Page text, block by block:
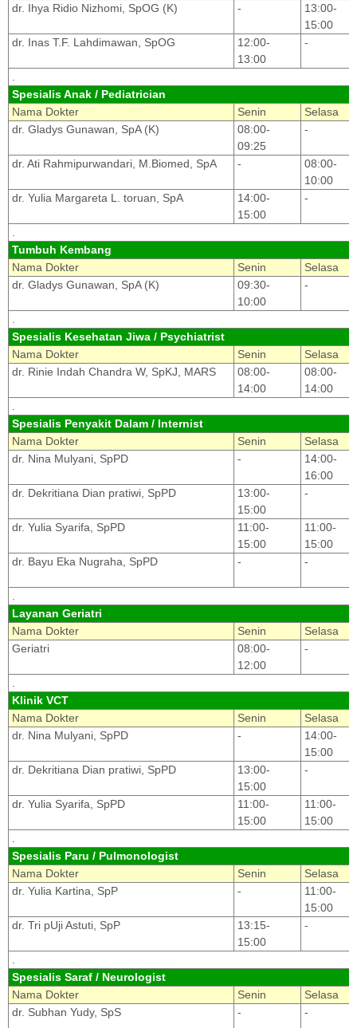
dr. Ihya Ridio Nizhomi, SpOG (K) -
13:00-
15:00
dr. Inas T.F. Lahdimawan, SpOG
12:00-
13:00
-
Spesialis Anak / Pediatrician
Nama Dokter
Senin
Selasa
dr. Gladys Gunawan, SpA (K)
08:00-
09:25
-
dr. Ati Rahmipurwandari, M.Biomed, SpA -
08:00-
10:00
dr. Yulia Margareta L. toruan, SpA
14:00-
15:00
-
Tumbuh Kembang
Nama Dokter
Senin
Selasa
dr. Gladys Gunawan, SpA (K)
09:30-
10:00
-
Spesialis Kesehatan Jiwa / Psychiatrist
Nama Dokter
Senin
Selasa
dr. Rinie Indah Chandra W, SpKJ, MARS
08:00-
14:00
08:00-
14:00
Spesialis Penyakit Dalam / Internist
Nama Dokter
Senin
Selasa
dr. Nina Mulyani, SpPD
-
14:00-
16:00
dr. Dekritiana Dian pratiwi, SpPD
13:00-
15:00
-
dr. Yulia Syarifa, SpPD
11:00-
15:00
11:00-
15:00
dr. Bayu Eka Nugraha, SpPD
- -
Layanan Geriatri
Nama Dokter
Senin
Selasa
Geriatri
08:00-
12:00
-
Klinik VCT
Nama Dokter
Senin
Selasa
dr. Nina Mulyani, SpPD
-
14:00-
15:00
dr. Dekritiana Dian pratiwi, SpPD
13:00-
15:00
-
dr. Yulia Syarifa, SpPD
11:00-
15:00
11:00-
15:00
Spesialis Paru / Pulmonologist
Nama Dokter
Senin
Selasa
dr. Yulia Kartina, SpP
-
11:00-
15:00
dr. Tri pUji Astuti, SpP
13:15-
15:00
-
Spesialis Saraf / Neurologist
Nama Dokter
Senin
Selasa
dr. Subhan Yudy, SpS
- -